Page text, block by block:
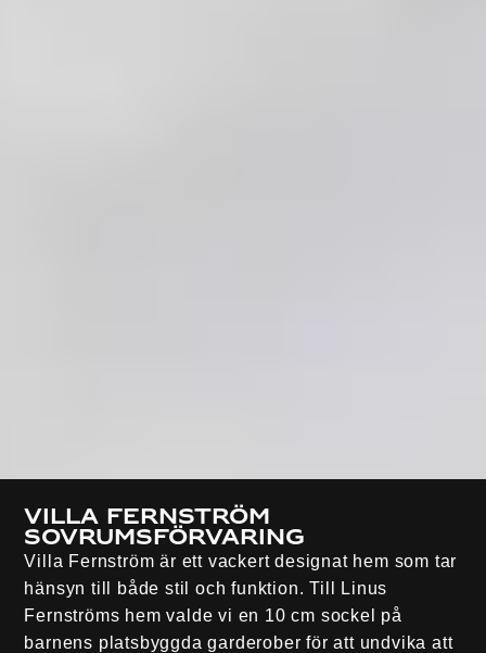
Villa Fernström
sovrumsförvaring
Villa Fernström är ett vackert designat hem som tar
hänsyn till både stil och funktion. Till Linus
Fernströms hem valde vi en 10 cm sockel på
barnens platsbyggda garderober för att undvika att